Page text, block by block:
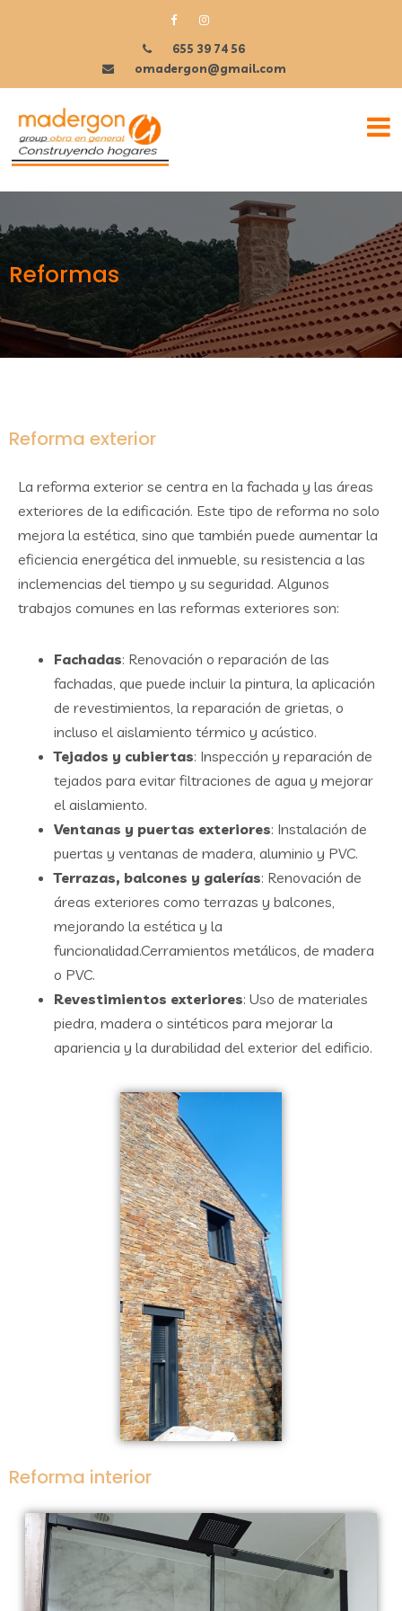
655 39 74 56
omadergon@gmail.com
Reformas
Reforma exterior
La reforma exterior se centra en la fachada y las áreas
exteriores de la edificación. Este tipo de reforma no solo
mejora la estética, sino que también puede aumentar la
eficiencia energética del inmueble, su resistencia a las
inclemencias del tiempo y su seguridad. Algunos
trabajos comunes en las reformas exteriores son:
Fachadas: Renovación o reparación de las
fachadas, que puede incluir la pintura, la aplicación
de revestimientos, la reparación de grietas, o
incluso el aislamiento térmico y acústico.
Tejados y cubiertas: Inspección y reparación de
tejados para evitar filtraciones de agua y mejorar
el aislamiento.
Ventanas y puertas exteriores: Instalación de
puertas y ventanas de madera, aluminio y PVC.
Terrazas, balcones y galerías: Renovación de
áreas exteriores como terrazas y balcones,
mejorando la estética y la
funcionalidad.Cerramientos metálicos, de madera
o PVC.
Revestimientos exteriores: Uso de materiales
piedra, madera o sintéticos para mejorar la
apariencia y la durabilidad del exterior del edificio.
Reforma interior